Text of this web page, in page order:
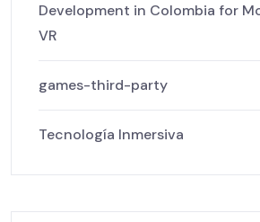
Development in Colombia for
VR
games-third-party
Tecnología Inmersiva